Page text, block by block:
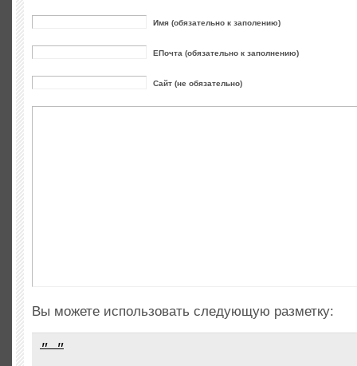
Имя (обязательно к заполению)
ЕПочта (обязательно к заполнению)
Сайт (не обязательно)
Вы можете использовать следующую разметку: